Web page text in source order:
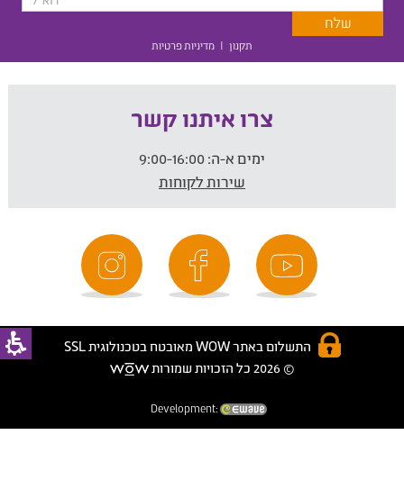
תקנון | מדיניות פרטיות
צרו איתנו קשר
ימים א-ה:
שירות לקוחות
התשלום באתר WOW מאובטח בטכנולוגית SSL
© 2026 כל הזכויות שמורות
Development: